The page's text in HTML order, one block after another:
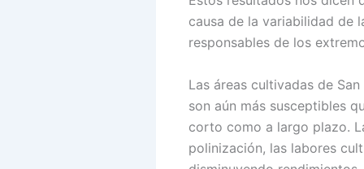
causa de la variabilidad de
responsables de los
Las áreas cultivadas de
son aún más susceptibles
corto como a largo plazo.
polinización, las labores